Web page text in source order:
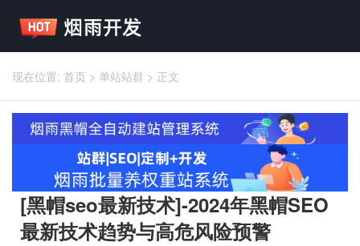
现在位置: 首页 > 单站站群 > 正文
[黑帽seo最新技术]-2024年黑帽SEO
最新技术趋势与高危风险预警